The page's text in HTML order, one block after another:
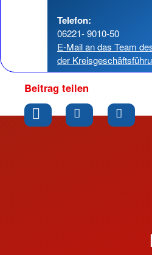
Telefon:
06221- 9010-50
E-Mail an das Team
der
Beitrag teilen